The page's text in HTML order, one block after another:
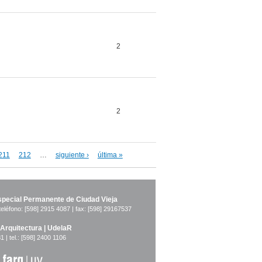
2
2
212 … siguiente › última »
Permanente de Ciudad Vieja
[598] 2915 4087 | fax: [598] 29167537
| UdelaR
| tel.: [598] 2400 1106